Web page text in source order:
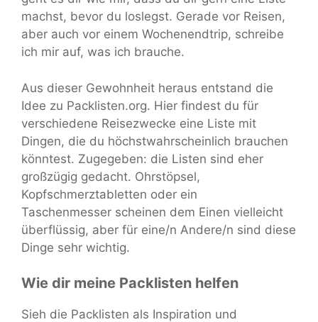
machst, bevor du loslegst. Gerade vor Reisen,
aber auch vor einem Wochenendtrip, schreibe
ich mir auf, was ich brauche.
Aus dieser Gewohnheit heraus entstand die
Idee zu Packlisten.org. Hier findest du für
verschiedene Reisezwecke eine Liste mit
Dingen, die du höchstwahrscheinlich brauchen
könntest. Zugegeben: die Listen sind eher
großzügig gedacht. Ohrstöpsel,
Kopfschmerztabletten oder ein
Taschenmesser scheinen dem Einen vielleicht
überflüssig, aber für eine/n Andere/n sind diese
Dinge sehr wichtig.
Wie dir meine Packlisten helfen
Sieh die Packlisten als Inspiration und